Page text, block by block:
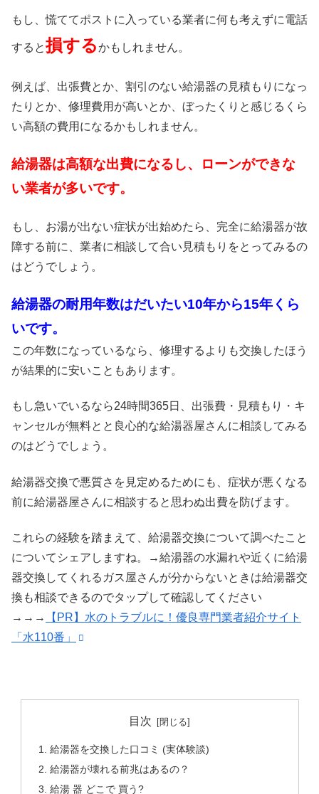
もし、慌ててポストに入っている業者に何も考えずに電話
すると損するかもしれません。
例えば、出張費とか、割引のない給湯器の見積もりになっ
たりとか、修理費用が高いとか、ぼったくりと感じるくら
い高額の費用になるかもしれません。
給湯器は高額な出費になるし、ローンができな
い業者が多いです。
もし、お湯が出ない症状が出始めたら、完全に給湯器が故
障する前に、業者に相談して合い見積もりをとってみるの
はどうでしょう。
給湯器の耐用年数はだいたい10年から15年くら
いです。
この年数になっているなら、修理するよりも交換したほう
が結果的に安いこともあります。
もし急いでいるなら24時間365日、出張費・見積もり・キ
ャンセルが無料とと良心的な給湯器屋さんに相談してみる
のはどうでしょう。
給湯器交換で悪質さを見定めるためにも、症状が悪くなる
前に給湯器屋さんに相談すると思わぬ出費を防げます。
これらの経験を踏まえて、給湯器交換について調べたこと
についてシェアしますね。→給湯器の水漏れや近くに給湯
器交換してくれるガス屋さんが分からないときは給湯器交
換も相談できるのでタップして確認してください
→→→
【PR】水のトラブルに！優良専門業者紹介サイト
「水110番」
目次
給湯器を交換した口コミ (実体験談)
給湯器が壊れる前兆はあるの？
給湯 器 どこで 買う?